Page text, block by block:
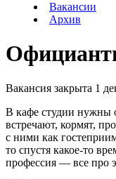
Вакансии
Архив
Вакансия закрыта 1
В кафе студии
встречают, кормят,
с ними как
то спустя какое-то
профессия — все про